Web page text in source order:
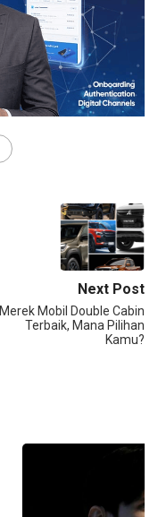
Next Post
Merek Mobil Double Cabin
Terbaik, Mana Pilihan
Kamu?